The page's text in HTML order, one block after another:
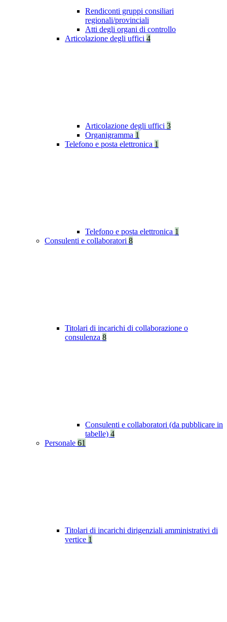
Rendiconti gruppi consiliari
regionali/provinciali
Atti degli organi di controllo
Articolazione degli uffici 4
Articolazione degli uffici 3
Organigramma 1
Telefono e posta elettronica 1
Telefono e posta elettronica 1
Consulenti e collaboratori 8
Titolari di incarichi di collaborazione o
consulenza 8
Consulenti e collaboratori (da pubblicare in
tabelle) 4
Personale 61
Titolari di incarichi dirigenziali amministrativi di
vertice 1